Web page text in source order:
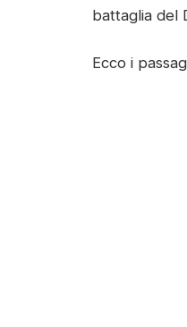
battaglia del
Ecco i